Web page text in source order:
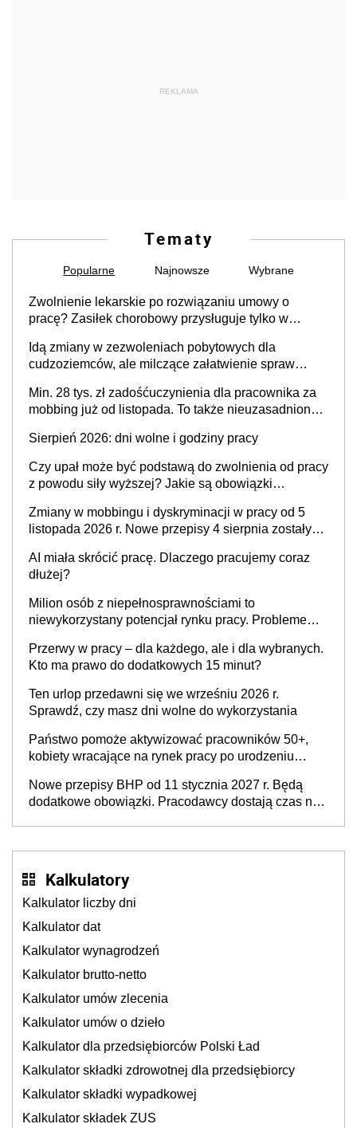
REKLAMA
Tematy
Popularne Najnowsze Wybrane
Zwolnienie lekarskie po rozwiązaniu umowy o
pracę? Zasiłek chorobowy przysługuje tylko w
stosunku pracy
Idą zmiany w zezwoleniach pobytowych dla
cudzoziemców, ale milczące załatwienie spraw
Min. 28 tys. zł zadośćuczynienia dla pracownika za
mobbing już od listopada. To także nieuzasadniona
Sierpień 2026: dni wolne i godziny pracy
Czy upał może być podstawą do zwolnienia od pracy
z powodu siły wyższej? Jakie są obowiązki
Zmiany w mobbingu i dyskryminacji w pracy od 5
listopada 2026 r. Nowe przepisy 4 sierpnia zostały
AI miała skrócić pracę. Dlaczego pracujemy coraz
dłużej?
Milion osób z niepełnosprawnościami to
niewykorzystany potencjał rynku pracy. Problemem
refundacji, ale bariery po stronie systemu i
świadomości pracodawców [WYWIAD]
Przerwy w pracy – dla każdego, ale i dla wybranych.
Kto ma prawo do dodatkowych 15 minut?
Ten urlop przedawni się we wrześniu 2026 r.
Sprawdź, czy masz dni wolne do wykorzystania
Państwo pomoże aktywizować pracowników 50+,
kobiety wracające na rynek pracy po urodzeniu
neuroatypowe. Powstanie Fundusz na rzecz
Inkluzywności w Zatrudnianiu?
Nowe przepisy BHP od 11 stycznia 2027 r. Będą
dodatkowe obowiązki. Pracodawcy dostają czas na
Kalkulatory
Kalkulator liczby dni
Kalkulator dat
Kalkulator wynagrodzeń
Kalkulator brutto-netto
Kalkulator umów zlecenia
Kalkulator umów o dzieło
Kalkulator dla przedsiębiorców Polski Ład
Kalkulator składki zdrowotnej dla przedsiębiorcy
Kalkulator składki wypadkowej
Kalkulator składek ZUS